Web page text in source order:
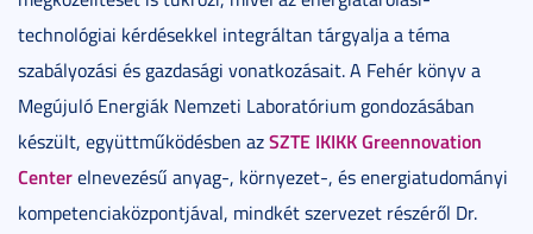
technológiai kérdésekkel integráltan tárgyalja a téma
szabályozási és gazdasági vonatkozásait. A Fehér könyv a
Megújuló Energiák Nemzeti Laboratórium gondozásában
készült, együttműködésben azSZTE IKIKK Greennovation
Centerelnevezésű anyag-, környezet-, és energiatudományi
kompetenciaközpontjával, mindkét szervezet részéről Dr.